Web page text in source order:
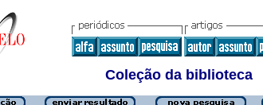
Coleção da biblioteca